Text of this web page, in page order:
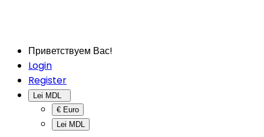
Приветствуем Вас!
Login
Register
€ Euro
Lei MDL